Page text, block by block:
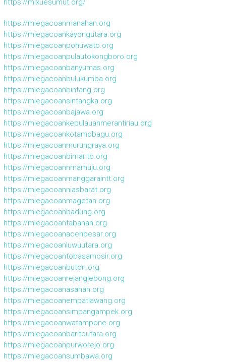
https://mixuesumut.org/
https://miegacoanmanahan.org
https://miegacoankayongutara.org
https://miegacoanpohuwato.org
https://miegacoanpulautokongboro.org
https://miegacoanbanyumas.org
https://miegacoanbulukumba.org
https://miegacoanbintang.org
https://miegacoansintangka.org
https://miegacoanbajawa.org
https://miegacoankepulauanmerantiriau.org
https://miegacoankotamobagu.org
https://miegacoanmurungraya.org
https://miegacoanbimantb.org
https://miegacoannmamuju.org
https://miegacoanmanggaraintt.org
https://miegacoanniasbarat.org
https://miegacoanmagetan.org
https://miegacoanbadung.org
https://miegacoantabanan.org
https://miegacoanacehbesar.org
https://miegacoanluwuutara.org
https://miegacoantobasamosir.org
https://miegacoanbuton.org
https://miegacoanrejanglebong.org
https://miegacoanasahan.org
https://miegacoanempatlawang.org
https://miegacoansimpangampek.org
https://miegacoanwatampone.org
https://miegacoanbaritoutara.org
https://miegacoanpurworejo.org
https://miegacoansumbawa.org